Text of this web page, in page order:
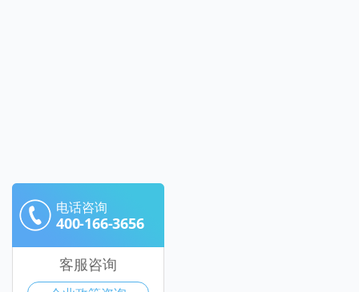
电话咨询
400-166-3656
客服咨询